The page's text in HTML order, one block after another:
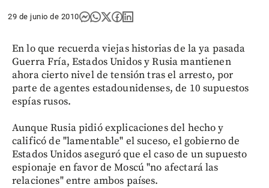
29 de junio de 2010
En lo que recuerda viejas historias de la ya pasada
Guerra Fría, Estados Unidos y Rusia mantienen
ahora cierto nivel de tensión tras el arresto, por
parte de agentes estadounidenses, de 10 supuestos
espías rusos.
Aunque Rusia pidió explicaciones del hecho y
calificó de "lamentable" el suceso, el gobierno de
Estados Unidos aseguró que el caso de un supuesto
espionaje en favor de Moscú "no afectará las
relaciones" entre ambos países.